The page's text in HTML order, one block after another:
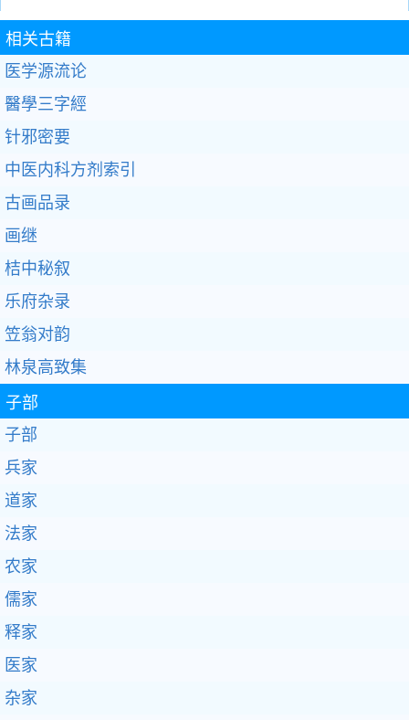
相关古籍
医学源流论
醫學三字經
针邪密要
中医内科方剂索引
古画品录
画继
桔中秘叙
乐府杂录
笠翁对韵
林泉高致集
子部
子部
兵家
道家
法家
农家
儒家
释家
医家
杂家